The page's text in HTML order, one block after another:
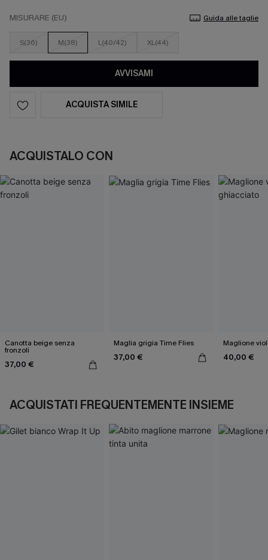
MISURARE (EU) Guida alle taglie
S(36) M(38) L(40/42) XL(44)
AVVISAMI
ACQUISTA SIMILE
ACQUISTALO CON
Canotta beige senza
fronzoli
37,00 €
Maglia grigia Time Flies
37,00 €
Maglione
40,00 €
ACQUISTATI FREQUENTEMENTE INSIEME